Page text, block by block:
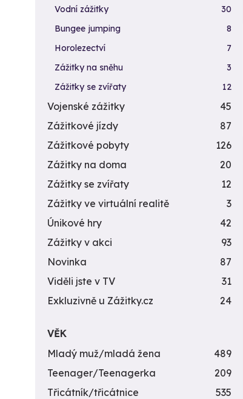
Vodní zážitky
30
Bungee jumping
8
Horolezectví
7
Zážitky na sněhu
3
Zážitky se zvířaty
12
Vojenské zážitky
45
Zážitkové jízdy
87
Zážitkové pobyty
126
Zážitky na doma
20
Zážitky se zvířaty
12
Zážitky ve virtuální realitě
3
Únikové hry
42
Zážitky v akci
93
Novinka
87
Viděli jste v TV
31
Exkluzivně u Zážitky.cz
24
VĚK
Mladý muž/mladá žena
489
Teenager/Teenagerka
209
Třicátník/třicátnice
535